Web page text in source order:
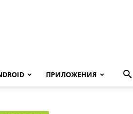
ПРИЛОЖЕНИЯ